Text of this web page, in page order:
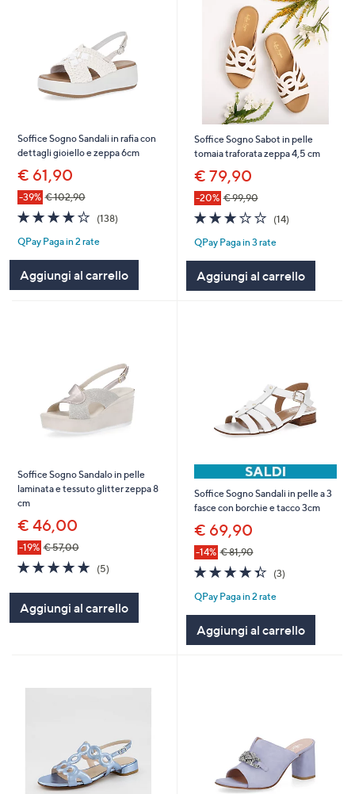
Soffice Sogno Sandali in rafia con
dettagli gioiello e zeppa 6cm
€ 61,90
-39% € 102,90
3.8
of
5
(138)138
QPay Paga in 2 rate
Aggiungi al carrello
Soffice Sogno Sabot in pelle
tomaia traforata zeppa 4,5 cm
€ 79,90
-20% € 99,90
2.7
of
5
(14)14
QPay Paga in 3 rate
Aggiungi al carrello
Soffice Sogno Sandalo in pelle
laminata e tessuto glitter zeppa 8
cm
€ 46,00
-19% € 57,00
5.0
of
5
Stars
(5)5
Aggiungi al carrello
Soffice Sogno Sandali in pelle a 3
fasce con borchie e tacco 3cm
€ 69,90
-14% € 81,90
4.3
of
5
(3)3
QPay Paga in 2 rate
Aggiungi al carrello